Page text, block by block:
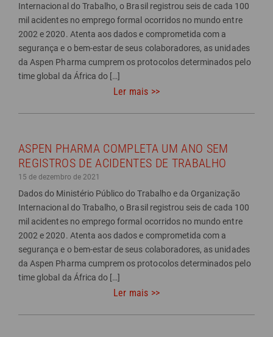
Internacional do Trabalho, o Brasil registrou seis de cada 100
mil acidentes no emprego formal ocorridos no mundo entre
2002 e 2020. Atenta aos dados e comprometida com a
segurança e o bem-estar de seus colaboradores, as unidades
da Aspen Pharma cumprem os protocolos determinados pelo
time global da África do […]
Ler mais >>
ASPEN PHARMA COMPLETA UM ANO SEM
REGISTROS DE ACIDENTES DE TRABALHO
15 de dezembro de 2021
Dados do Ministério Público do Trabalho e da Organização
Internacional do Trabalho, o Brasil registrou seis de cada 100
mil acidentes no emprego formal ocorridos no mundo entre
2002 e 2020. Atenta aos dados e comprometida com a
segurança e o bem-estar de seus colaboradores, as unidades
da Aspen Pharma cumprem os protocolos determinados pelo
time global da África do […]
Ler mais >>